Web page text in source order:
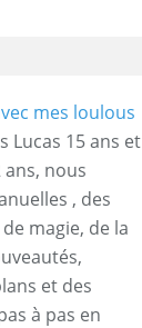
Lucas 15 ans et
ans, nous
, des
magie, de la
et des
à pas en